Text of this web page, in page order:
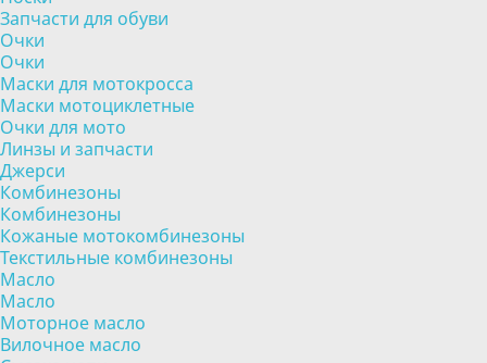
Запчасти для обуви
Очки
Очки
Маски для мотокросса
Маски мотоциклетные
Очки для мото
Линзы и запчасти
Джерси
Комбинезоны
Комбинезоны
Кожаные мотокомбинезоны
Текстильные комбинезоны
Масло
Масло
Моторное масло
Вилочное масло